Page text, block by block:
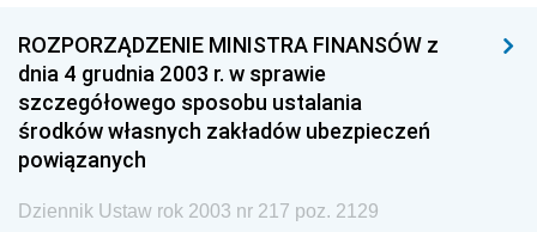
ROZPORZĄDZENIE MINISTRA FINANSÓW z
dnia 4 grudnia 2003 r. w sprawie
szczegółowego sposobu ustalania
środków własnych zakładów ubezpieczeń
powiązanych
Dziennik Ustaw rok 2003 nr 217 poz. 2129